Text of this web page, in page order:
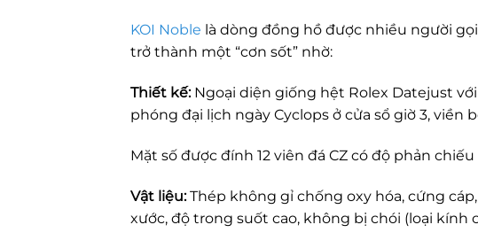
KOI Noble là dòng đồng hồ được nhiều người
trở thành một “cơn sốt” nhờ:
Thiết kế: Ngoại diện giống hệt Rolex Datejust
phóng đại lịch ngày Cyclops ở cửa sổ giờ 3, viền
Mặt số được đính 12 viên đá CZ có độ phản
Vật liệu:Thép không gỉ chống oxy hóa, cứng
xước, độ trong suốt cao, không bị chói (loại kính